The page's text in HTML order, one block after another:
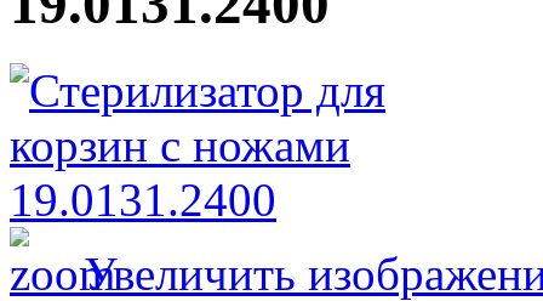
Увеличить